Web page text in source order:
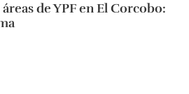
de YPF en El Corcobo: